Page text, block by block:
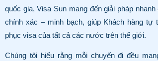
quốc gia, Visa Sun mang đến giải pháp nhanh
chính xác – minh bạch, giúp Khách hàng tự
phục visa của tất cả các nước trên thế giới.
Chúng tôi hiểu rằng mỗi chuyến đi đều